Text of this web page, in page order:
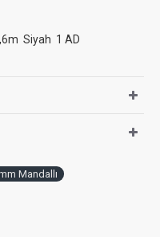
Siyah 1 AD
Mandallı